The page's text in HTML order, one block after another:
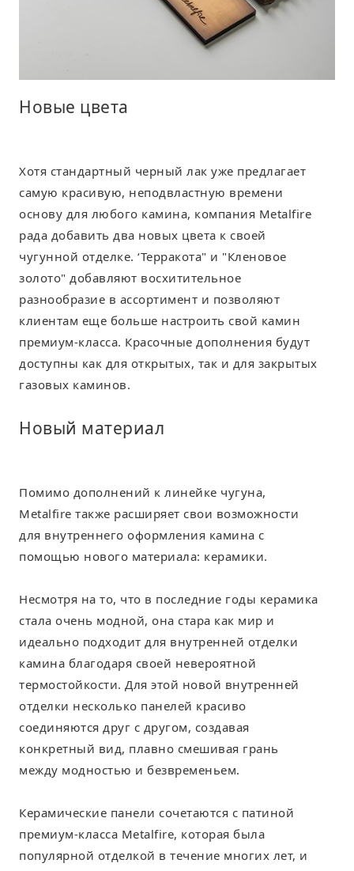
Новые цвета
Хотя стандартный черный лак уже предлагает
самую красивую, неподвластную времени
основу для любого камина, компания Metalfire
рада добавить два новых цвета к своей
чугунной отделке. ‘Терракота" и "Кленовое
золото" добавляют восхитительное
разнообразие в ассортимент и позволяют
клиентам еще больше настроить свой камин
премиум-класса. Красочные дополнения будут
доступны как для открытых, так и для закрытых
газовых каминов.
Новый материал
Помимо дополнений к линейке чугуна,
Metalfire также расширяет свои возможности
для внутреннего оформления камина с
помощью нового материала: керамики.
Несмотря на то, что в последние годы керамика
стала очень модной, она стара как мир и
идеально подходит для внутренней отделки
камина благодаря своей невероятной
термостойкости. Для этой новой внутренней
отделки несколько панелей красиво
соединяются друг с другом, создавая
конкретный вид, плавно смешивая грань
между модностью и безвременьем.
Керамические панели сочетаются с патиной
премиум-класса Metalfire, которая была
популярной отделкой в течение многих лет, и